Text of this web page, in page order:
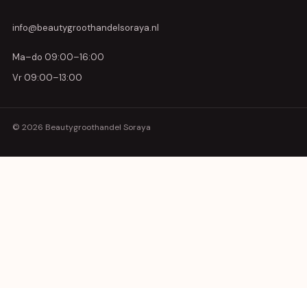
info@beautygroothandelsoraya.nl
Ma–do 09:00–16:00
Vr 09:00–13:00
© 2026 Beautygroothandel Soraya